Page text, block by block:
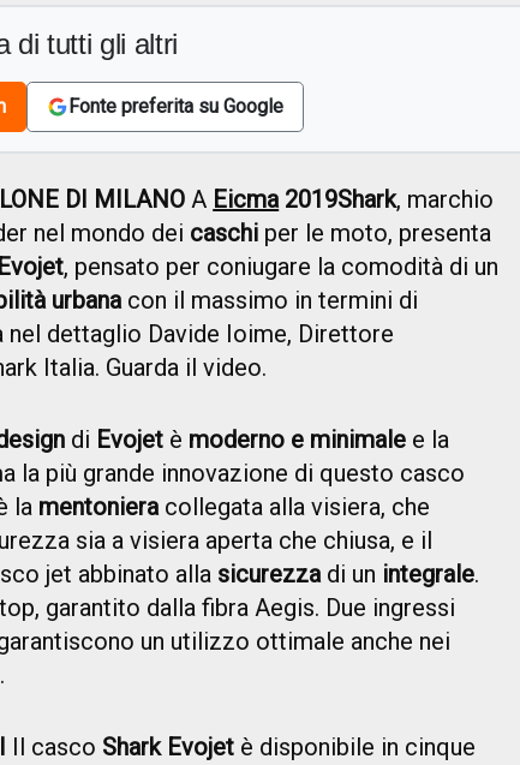
di tutti gli altri
Fonte preferita su Google
DI MILANO A Eicma2019Shark, marchio
nel mondo dei caschi per le moto, presenta
Evojet, pensato per coniugare la comodità di un
urbanacon il massimo in termini di
nel dettaglio Davide Ioime, Direttore
Italia. Guarda il video.
di Evojet è moderno e minimale e la
la più grande innovazione di questo casco
la mentonieracollegata alla visiera, che
sia a visiera aperta che chiusa, e il
jet abbinato alla sicurezzadi un integrale.
garantito dalla fibra Aegis. Due ingressi
un utilizzo ottimale anche nei
.
Il casco Shark Evojet è disponibile in cinque